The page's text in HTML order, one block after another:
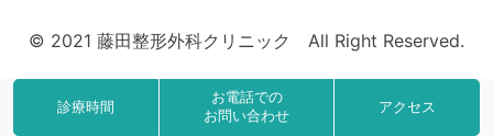
診療時間
お電話での
お問い合わせ
アクセス
ゲ
ー
シ
© 2021 藤田整形外科クリニック All Right Reserved.